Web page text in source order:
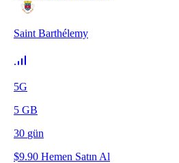
Saint Barthélemy
5G
5 GB
30 gün
$9.90 Hemen Satın Al